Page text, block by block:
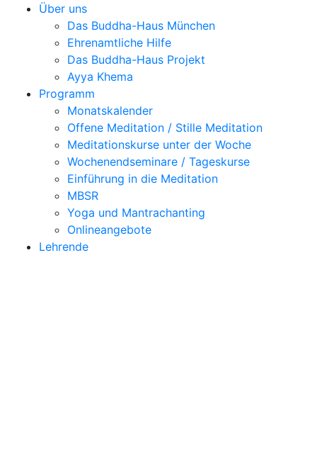
Über uns
Das Buddha-Haus München
Ehrenamtliche Hilfe
Das Buddha-Haus Projekt
Ayya Khema
Programm
Monatskalender
Offene Meditation / Stille Meditation
Meditationskurse unter der Woche
Wochenendseminare / Tageskurse
Einführung in die Meditation
MBSR
Yoga und Mantrachanting
Onlineangebote
Lehrende